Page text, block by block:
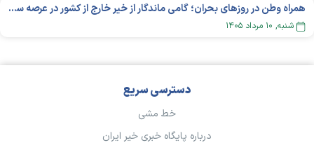
همراه وطن در روزهای بحران؛ گامی ماندگار از خیر خارج از کشور در عرصه سلامت
شنبه, ۱۰ مرداد ۱۴۰۵
دسترسی سریع
خط مشی
درباره پایگاه خبری خیر ایران